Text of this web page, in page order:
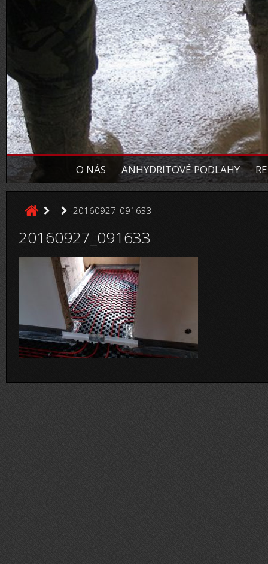
O NÁS ANHYDRITOVÉ PODLAHY
20160927_091633
20160927_091633